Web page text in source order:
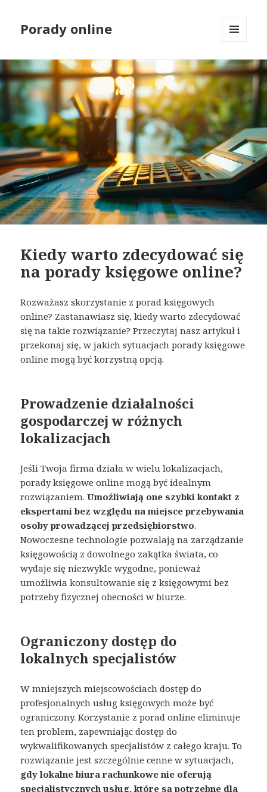
Porady online
WIDGETY
Kiedy warto zdecydować się
na porady księgowe online?
Rozważasz skorzystanie z porad księgowych
online? Zastanawiasz się, kiedy warto zdecydować
się na takie rozwiązanie? Przeczytaj nasz artykuł i
przekonaj się, w jakich sytuacjach porady księgowe
online mogą być korzystną opcją.
Prowadzenie działalności
gospodarczej w różnych
lokalizacjach
Jeśli Twoja firma działa w wielu lokalizacjach,
porady księgowe online mogą być idealnym
rozwiązaniem.Umożliwiają one szybki kontakt z
ekspertami bez względu na miejsce przebywania
osoby prowadzącej przedsiębiorstwo.
Nowoczesne technologie pozwalają na zarządzanie
księgowością z dowolnego zakątka świata, co
wydaje się niezwykle wygodne, ponieważ
umożliwia konsultowanie się z księgowymi bez
potrzeby fizycznej obecności w biurze​.
Ograniczony dostęp do
lokalnych specjalistów
W mniejszych miejscowościach dostęp do
profesjonalnych usług księgowych może być
ograniczony. Korzystanie z porad online eliminuje
ten problem, zapewniając dostęp do
wykwalifikowanych specjalistów z całego kraju. To
rozwiązanie jest szczególnie cenne w sytuacjach,
gdy lokalne biura rachunkowe nie oferują
specjalistycznych usług, które są potrzebne dla